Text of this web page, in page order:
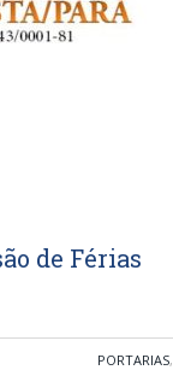
de Férias
PORTARIAS,